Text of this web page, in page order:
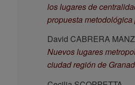
los lugares de
propuesta
David CABRERA
Nuevos lugares
ciudad región de